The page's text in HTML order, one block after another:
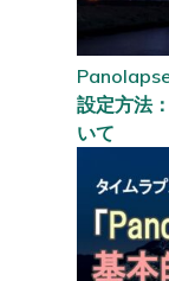
設定方法
いて